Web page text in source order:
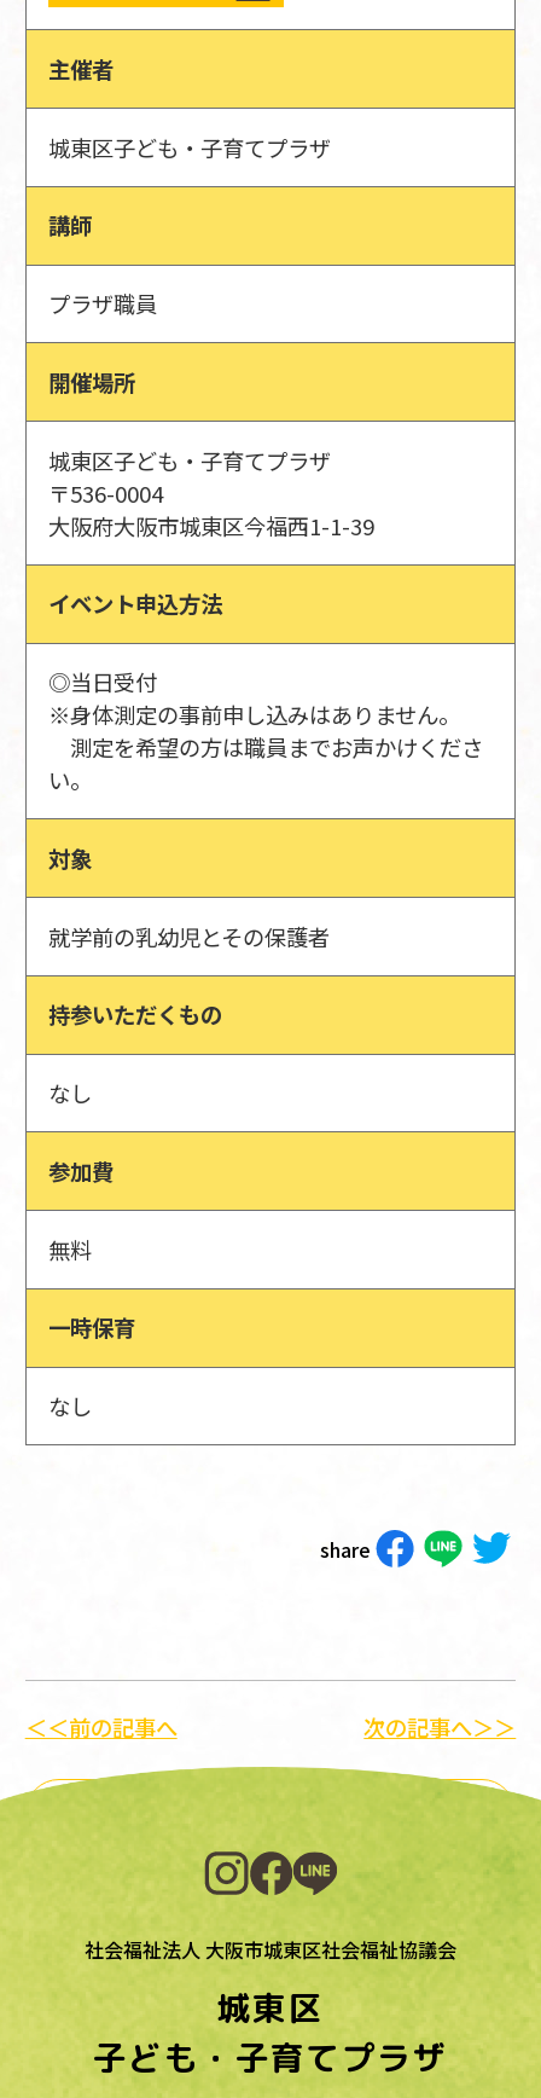
主催者
城東区子ども・子育てプラザ
講師
プラザ職員
開催場所
城東区子ども・子育てプラザ
〒536-0004
大阪府大阪市城東区今福西1-1-39
イベント申込方法
◎当日受付
※身体測定の事前申し込みはありません。
測定を希望の方は職員までお声かけくださ
い。
対象
就学前の乳幼児とその保護者
持参いただくもの
なし
参加費
無料
一時保育
なし
share
＜＜前の記事へ
一覧に戻る
次の記事へ＞＞
社会福祉法人 大阪市城東区社会福祉協議会
城東区
子ども・子育てプラザ